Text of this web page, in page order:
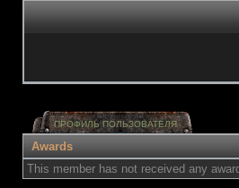
ПРОФИЛЬ ПОЛЬЗОВАТЕЛЯ
Awards
This member has not received any